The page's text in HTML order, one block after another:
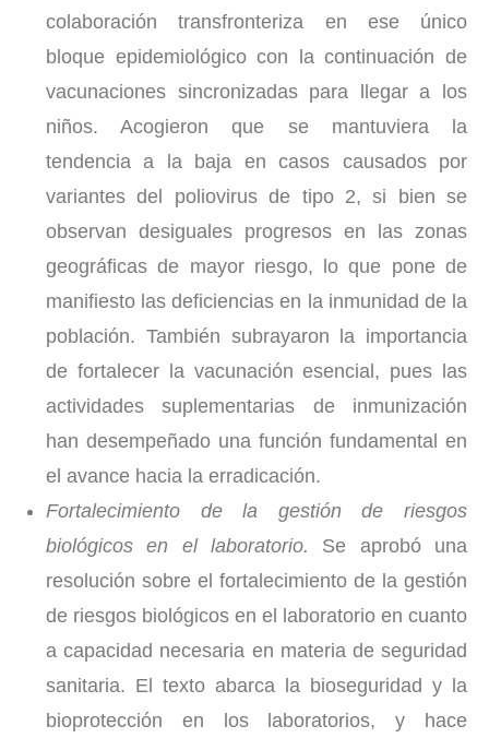
colaboración transfronteriza en ese único
bloque epidemiológico con la continuación de
vacunaciones sincronizadas para llegar a los
niños. Acogieron que se mantuviera la
tendencia a la baja en casos causados por
variantes del poliovirus de tipo 2, si bien se
observan desiguales progresos en las zonas
geográficas de mayor riesgo, lo que pone de
manifiesto las deficiencias en la inmunidad de la
población. También subrayaron la importancia
de fortalecer la vacunación esencial, pues las
actividades suplementarias de inmunización
han desempeñado una función fundamental en
el avance hacia la erradicación.
Fortalecimiento de la gestión de riesgos
biológicos en el laboratorio. Se aprobó una
resolución sobre el fortalecimiento de la gestión
de riesgos biológicos en el laboratorio en cuanto
a capacidad necesaria en materia de seguridad
sanitaria. El texto abarca la bioseguridad y la
bioprotección en los laboratorios, y hace